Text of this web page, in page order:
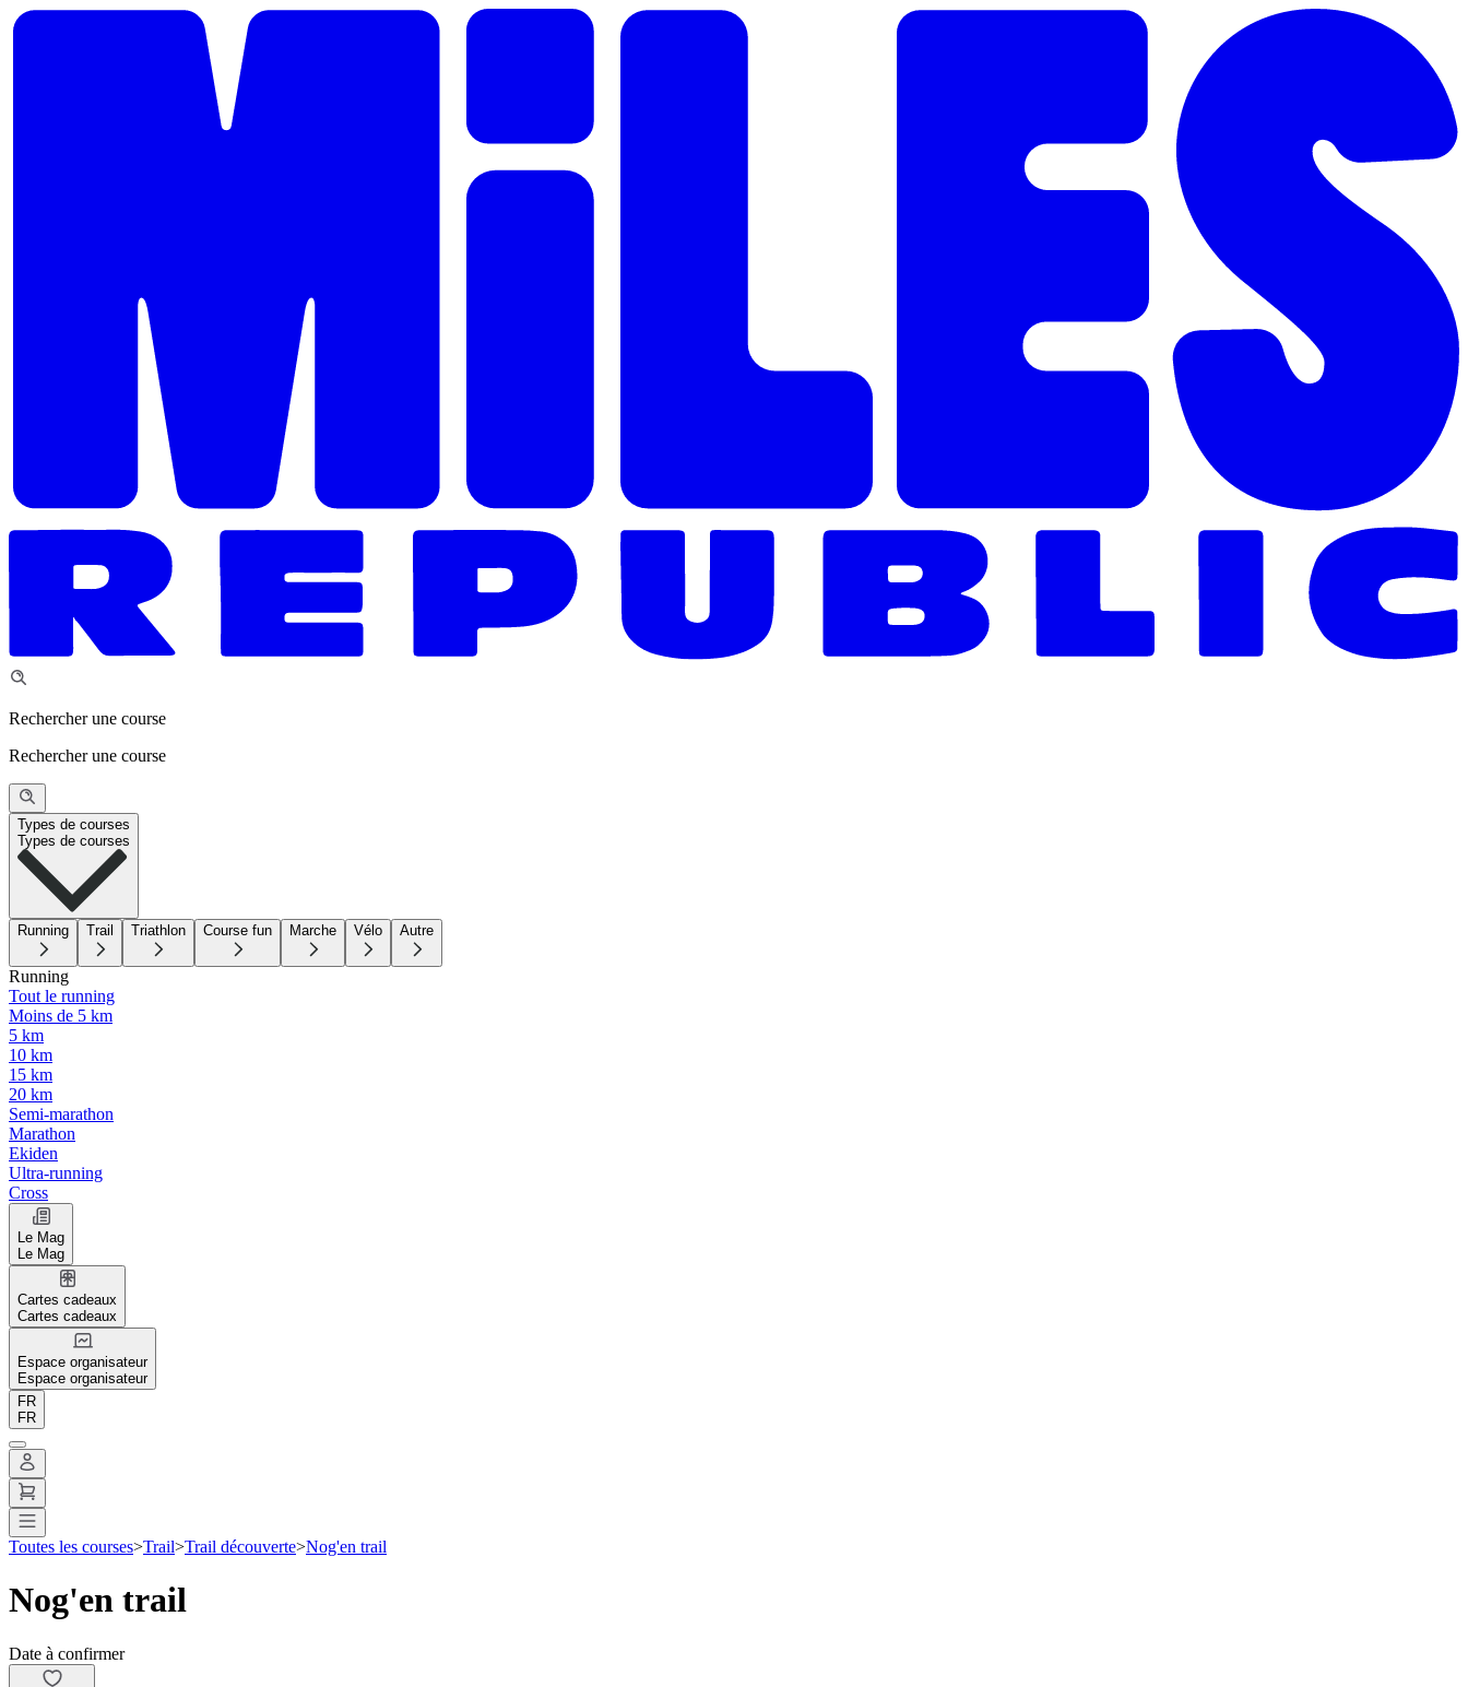
Rechercher une course
Rechercher une course
Types de courses
Types de courses
Running Trail Triathlon Course fun Marche Vélo Autre
Running
Tout le running
Moins de 5 km
5 km
10 km
15 km
20 km
Semi-marathon
Marathon
Ekiden
Ultra-running
Cross
Le Mag
Le Mag
Cartes cadeaux
Cartes cadeaux
Espace organisateur
Espace organisateur
FR
FR
Toutes les courses>Trail>Trail découverte>Nog'en trail
Nog'en trail
Date à confirmer